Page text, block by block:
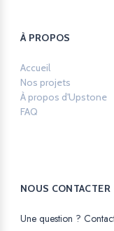
À PROPOS
Accueil
Nos projets
À propos d'Upstone
FAQ
NOUS CONTACTER
Une question ?